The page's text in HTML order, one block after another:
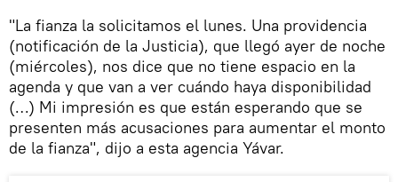
"La fianza la solicitamos el lunes. Una providencia
(notificación de la Justicia), que llegó ayer de noche
(miércoles), nos dice que no tiene espacio en la
agenda y que van a ver cuándo haya disponibilidad
(…) Mi impresión es que están esperando que se
presenten más acusaciones para aumentar el monto
de la fianza", dijo a esta agencia Yávar.